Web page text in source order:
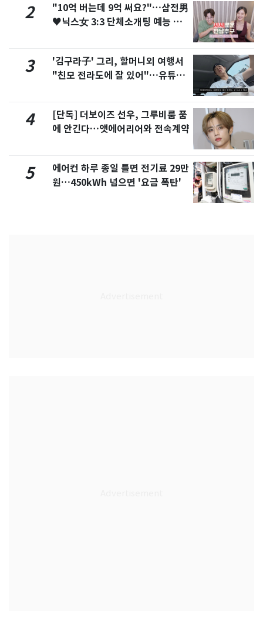
2
"10억 버는데 9억 써요?"…삼전男
♥닉스女 3:3 단체소개팅 예능 화
3
'김구라子' 그리, 할머니외 여행서
"친모 전라도에 잘 있어"…유튜브
4
[단독] 더보이즈 선우, 그루비룸 품
에 안긴다…앳에어리어와 전속계약
5
에어컨 하루 종일 틀면 전기료 29만
원…450kWh 넘으면 '요금 폭탄'